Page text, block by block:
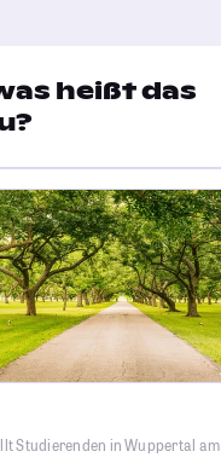
heißt das
Studierenden in Wuppertal